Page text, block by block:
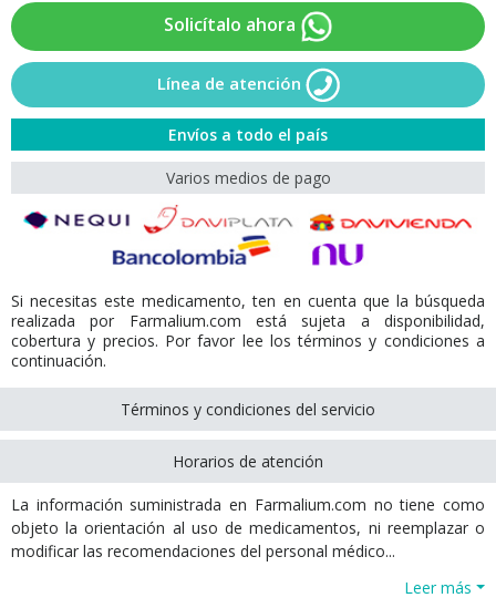
Solicítalo ahora
Línea de atención
Envíos a todo el país
Varios medios de pago
Si necesitas este medicamento, ten en cuenta que la búsqueda
realizada por Farmalium.com está sujeta a disponibilidad,
cobertura y precios. Por favor lee los términos y condiciones a
continuación.
Términos y condiciones del servicio
Horarios de atención
La información suministrada en Farmalium.com no tiene como
objeto la orientación al uso de medicamentos, ni reemplazar o
modificar las recomendaciones del personal médico...
Leer más